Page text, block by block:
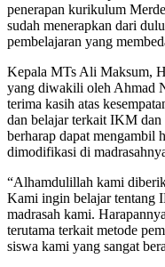
penerapan kurikulum
sudah menerapkan dari
pembelajaran yang
Kepala MTs Ali Maksum,
yang diwakili oleh Ahmad
terima kasih atas
dan belajar terkait IKM dan
berharap dapat mengambil
dimodifikasi di
“Alhamdulillah kami
Kami ingin belajar tentang
madrasah kami.
terutama terkait metode
siswa kami yang sangat